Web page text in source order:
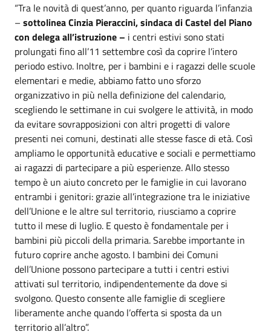
“Tra le novità di quest’anno, per quanto riguarda l’infanzia
– sottolinea Cinzia Pieraccini, sindaca di Castel del Piano
con delega all’istruzione – i centri estivi sono stati
prolungati fino all’11 settembre così da coprire l’intero
periodo estivo. Inoltre, per i bambini e i ragazzi delle scuole
elementari e medie, abbiamo fatto uno sforzo
organizzativo in più nella definizione del calendario,
scegliendo le settimane in cui svolgere le attività, in modo
da evitare sovrapposizioni con altri progetti di valore
presenti nei comuni, destinati alle stesse fasce di età. Così
ampliamo le opportunità educative e sociali e permettiamo
ai ragazzi di partecipare a più esperienze. Allo stesso
tempo è un aiuto concreto per le famiglie in cui lavorano
entrambi i genitori: grazie all’integrazione tra le iniziative
dell’Unione e le altre sul territorio, riusciamo a coprire
tutto il mese di luglio. E questo è fondamentale per i
bambini più piccoli della primaria. Sarebbe importante in
futuro coprire anche agosto. I bambini dei Comuni
dell’Unione possono partecipare a tutti i centri estivi
attivati sul territorio, indipendentemente da dove si
svolgono. Questo consente alle famiglie di scegliere
liberamente anche quando l’offerta si sposta da un
territorio all’altro”.